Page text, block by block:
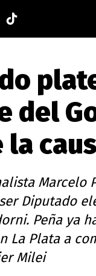
del
Marcelo
Diputado
Peña ya
La Plata a
Milei